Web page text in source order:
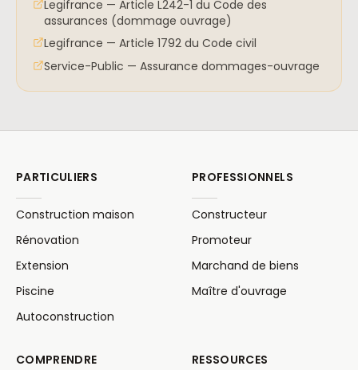
Legifrance — Article L242-1 du Code des
assurances (dommage ouvrage)
Legifrance — Article 1792 du Code civil
Service-Public — Assurance dommages-ouvrage
PARTICULIERS
Construction maison
Rénovation
Extension
Piscine
Autoconstruction
PROFESSIONNELS
Constructeur
Promoteur
Marchand de biens
Maître d'ouvrage
COMPRENDRE RESSOURCES